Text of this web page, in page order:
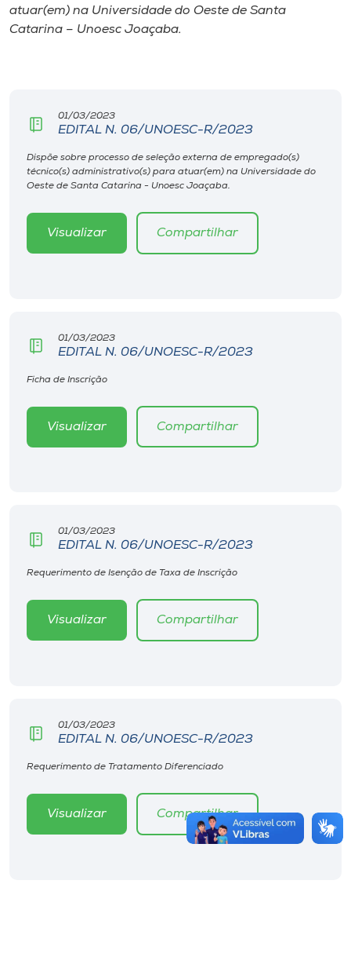
Cultura
Biblioteca
Editora
Rádio
o idioma
atuar(em) na Universidade do Oeste de Santa
Catarina – Unoesc Joaçaba.
01/03/2023
EDITAL N. 06/UNOESC-R/2023
Dispõe sobre processo de seleção externa de empregado(s)
técnico(s) administrativo(s) para atuar(em) na Universidade do
Oeste de Santa Catarina - Unoesc Joaçaba.
Visualizar Compartilhar
01/03/2023
EDITAL N. 06/UNOESC-R/2023
Ficha de Inscrição
Visualizar Compartilhar
01/03/2023
EDITAL N. 06/UNOESC-R/2023
Requerimento de Isenção de Taxa de Inscrição
Visualizar Compartilhar
01/03/2023
EDITAL N. 06/UNOESC-R/2023
Requerimento de Tratamento Diferenciado
Visualizar Compartilhar